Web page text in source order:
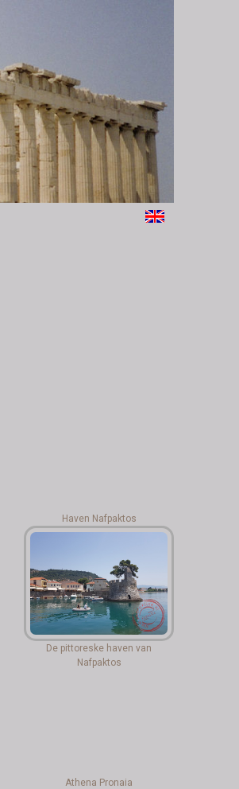
Haven Nafpaktos
De pittoreske haven van
Nafpaktos
Athena Pronaia